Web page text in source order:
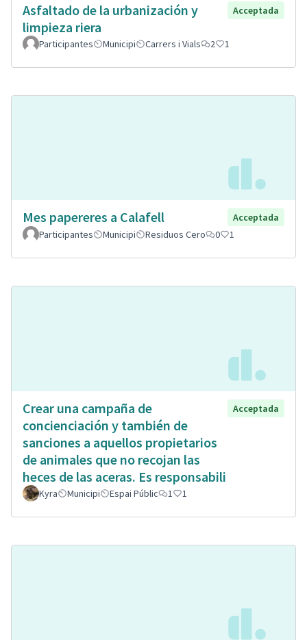
Asfaltado de la urbanización y
limpieza riera
Acceptada
Participantes Municipi Carrers i Vials 2 1
Mes papereres a Calafell
Acceptada
Participantes
Municipi Residuos Cero 0 1
Crear una campaña de
concienciación y también de
sanciones a aquellos propietarios
de animales que no recojan las
heces de las aceras. Es responsabili
Acceptada
Kyra Municipi Espai Públic 1 1